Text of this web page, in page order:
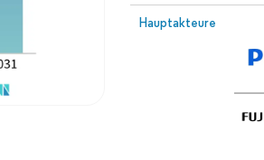
Hauptakteure
Bild © Mordor Intelligence.